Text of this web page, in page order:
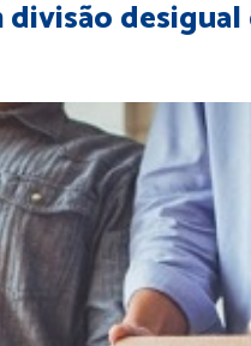
desigual